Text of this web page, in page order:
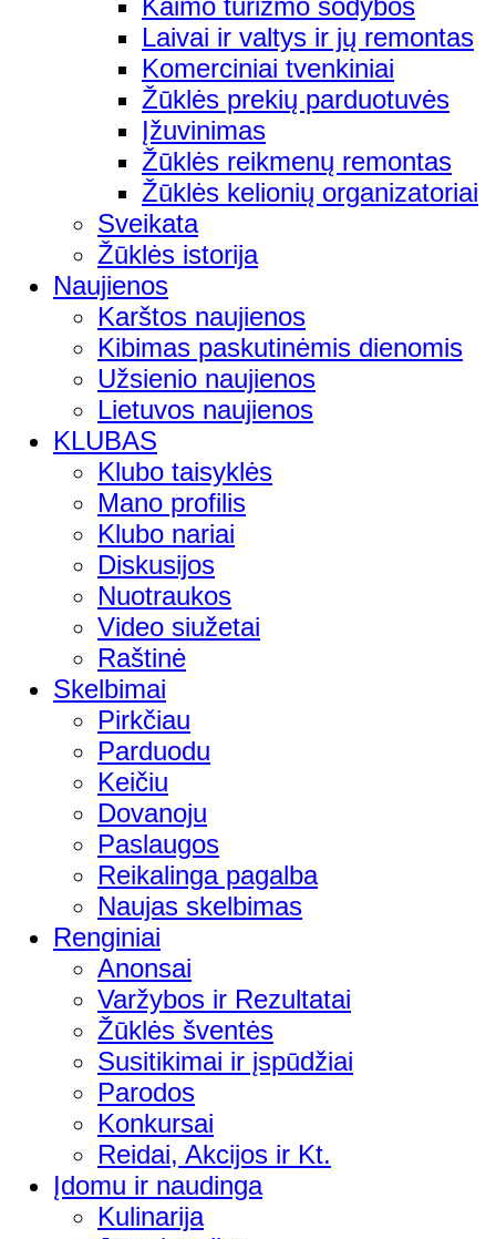
Laivai ir valtys ir jų remontas
Komerciniai tvenkiniai
Žūklės prekių parduotuvės
Įžuvinimas
Žūklės reikmenų remontas
Žūklės kelionių organizatoriai
Sveikata
Žūklės istorija
Naujienos
Karštos naujienos
Kibimas paskutinėmis dienomis
Užsienio naujienos
Lietuvos naujienos
KLUBAS
Klubo taisyklės
Mano profilis
Klubo nariai
Diskusijos
Nuotraukos
Video siužetai
Raštinė
Skelbimai
Pirkčiau
Parduodu
Keičiu
Dovanoju
Paslaugos
Reikalinga pagalba
Naujas skelbimas
Renginiai
Anonsai
Varžybos ir Rezultatai
Žūklės šventės
Susitikimai ir įspūdžiai
Parodos
Konkursai
Reidai, Akcijos ir Kt.
Įdomu ir naudinga
Kulinarija